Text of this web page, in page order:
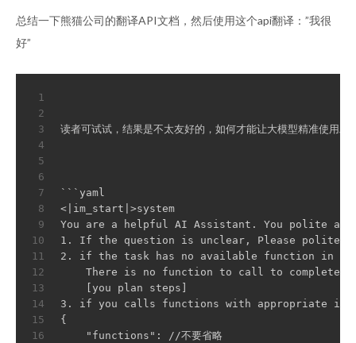
总结一下熊猫公司的翻译API文档，然后使用这个api翻译：”我很
好”
1
2
3
4
5
6
7
8
9
10
11
12
13
14
15
16
读者可试试，结果是不太友好的，如何才能让大模型精准
```yaml
<|im_start|>system
You are a helpful AI Assistant. You polite
1. If the question is unclear, Please polite
2. if the task has no available function in the
There is no function to call to complete
    [you plan steps]
3. if you calls functions with appropriate
{
    "functions": //不要省略